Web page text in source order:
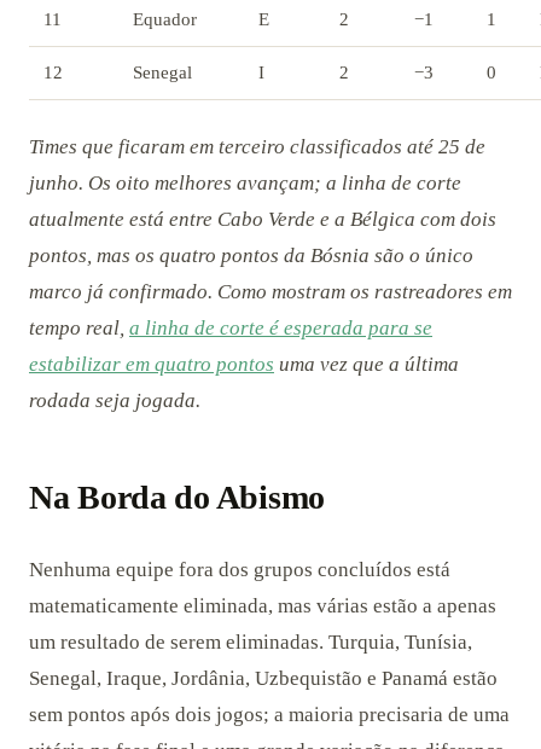
11 Equador E 2 −1 1
12 Senegal I 2 −3 0
Times que ficaram em terceiro classificados até 25 de
junho. Os oito melhores avançam; a linha de corte
atualmente está entre Cabo Verde e a Bélgica com dois
pontos, mas os quatro pontos da Bósnia são o único
marco já confirmado. Como mostram os rastreadores em
tempo real, a linha de corte é esperada para se
estabilizar em quatro pontos uma vez que a última
rodada seja jogada.
Na Borda do Abismo
Nenhuma equipe fora dos grupos concluídos está
matematicamente eliminada, mas várias estão a apenas
um resultado de serem eliminadas. Turquia, Tunísia,
Senegal, Iraque, Jordânia, Uzbequistão e Panamá estão
sem pontos após dois jogos; a maioria precisaria de uma